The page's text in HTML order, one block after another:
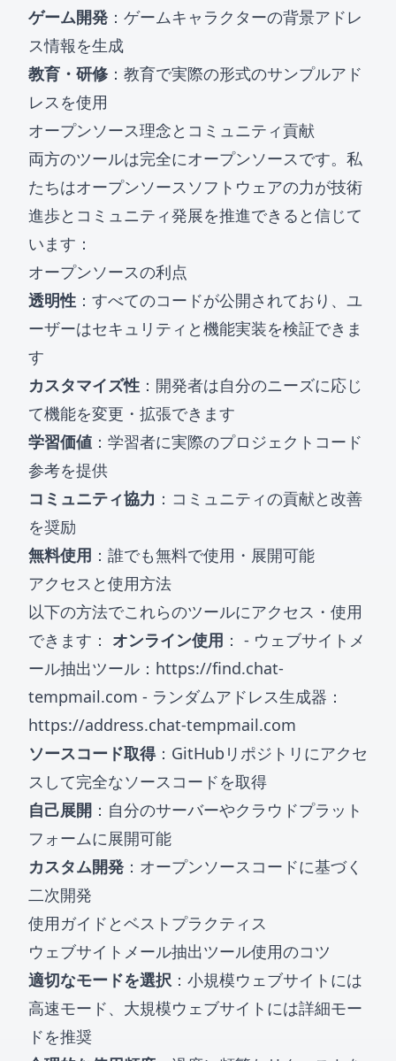
ゲーム開発 ：ゲームキャラクターの背景アドレ
ス情報を生成
教育・研修：教育で実際の形式のサンプルアド
レスを使用
オープンソース理念とコミュニティ貢献
両方のツールは完全にオープンソースです。私
たちはオープンソースソフトウェアの力が技術
進歩とコミュニティ発展を推進できると信じて
います：
オープンソースの利点
透明性 ：すべてのコードが公開されており、ユ
ーザーはセキュリティと機能実装を検証できま
す
カスタマイズ性 ：開発者は自分のニーズに応じ
て機能を変更・拡張できます
学習価値 ：学習者に実際のプロジェクトコード
参考を提供
コミュニティ協力 ：コミュニティの貢献と改善
を奨励
無料使用 ：誰でも無料で使用・展開可能
アクセスと使用方法
以下の方法でこれらのツールにアクセス・使用
できます： オンライン使用 ： - ウェブサイトメ
ール抽出ツール： https://find.chat-
tempmail.com - ランダムアドレス生成器：
https://address.chat-tempmail.com
ソースコード取得：GitHubリポジトリにアクセ
スして完全なソースコードを取得
自己展開 ：自分のサーバーやクラウドプラット
フォームに展開可能
カスタム開発 ：オープンソースコードに基づく
二次開発
使用ガイドとベストプラクティス
ウェブサイトメール抽出ツール使用のコツ
適切なモードを選択：小規模ウェブサイトには
高速モード、大規模ウェブサイトには詳細モー
ドを推奨